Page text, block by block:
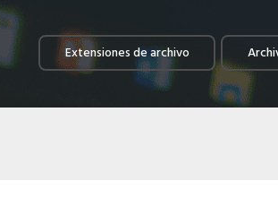
Extensiones de archivo